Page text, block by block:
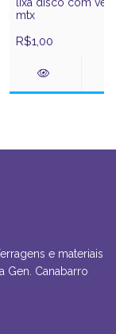
mtx
R$1,00
e materiais
Gen. Canabarro